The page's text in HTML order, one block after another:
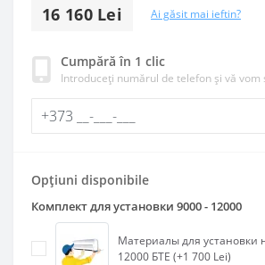
16 160 Lei Ai găsit mai ieftin?
Cumpără în 1 clic
Introduceți numărul de telefon și vă vom
Opțiuni disponibile
Комплект для установки 9000 - 12000
Материалы для установки
12000 БТЕ (+1 700 Lei)